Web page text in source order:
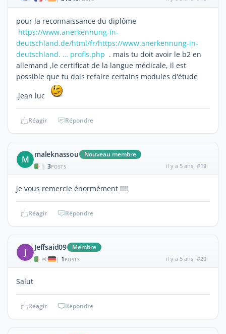
pour la reconnaissance du diplôme
https://www.anerkennung-in-
deutschland.de/html/fr/https://www.anerkennung-in-
deutschland. … profis.php . mais tu doit avoir le b2 en
allemand ,le certificat de la langue médicale, il est
possible que tu dois refaire certains modules d'étude
.jean luc
Réagir Répondre
M maleknassou Nouveau membre
| 3POSTS il y a 5 ans #19
je vous remercie énormément !!!!
Réagir Répondre
J Jeffsaid09 Membre
| 1 POSTS il y a 5 ans #20
Salut
Réagir Répondre